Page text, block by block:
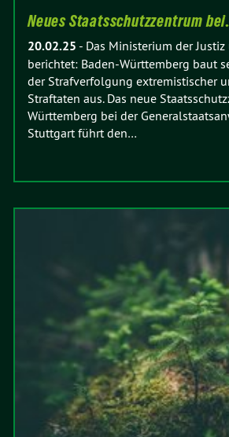
Neues Staatsschutzzentrum
20.02.25 - Das Ministerium der
berichtet: Baden-Württemberg baut
der Strafverfolgung extremistischer
Straftaten aus. Das neue
Württemberg bei der
Stuttgart führt den…